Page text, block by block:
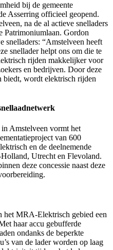
bij de gemeente
Asserring officieel geopend.
na de al actieve snelladers
Patrimoniumlaan. Gordon
snelladers: “Amstelveen heeft
snellader helpt ons om die te
rijden makkelijker voor
en bedrijven. Door deze
biedt, wordt elektrisch rijden
Amstelveen vormt het
van 600
en de deelnemende
Utrecht en Flevoland.
deze concessie naast deze
het MRA-Elektrisch gebied een
haar accu gebufferde
ondanks de beperkte
van de lader worden op laag